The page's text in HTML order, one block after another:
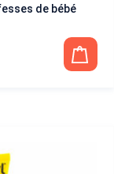
de bébé